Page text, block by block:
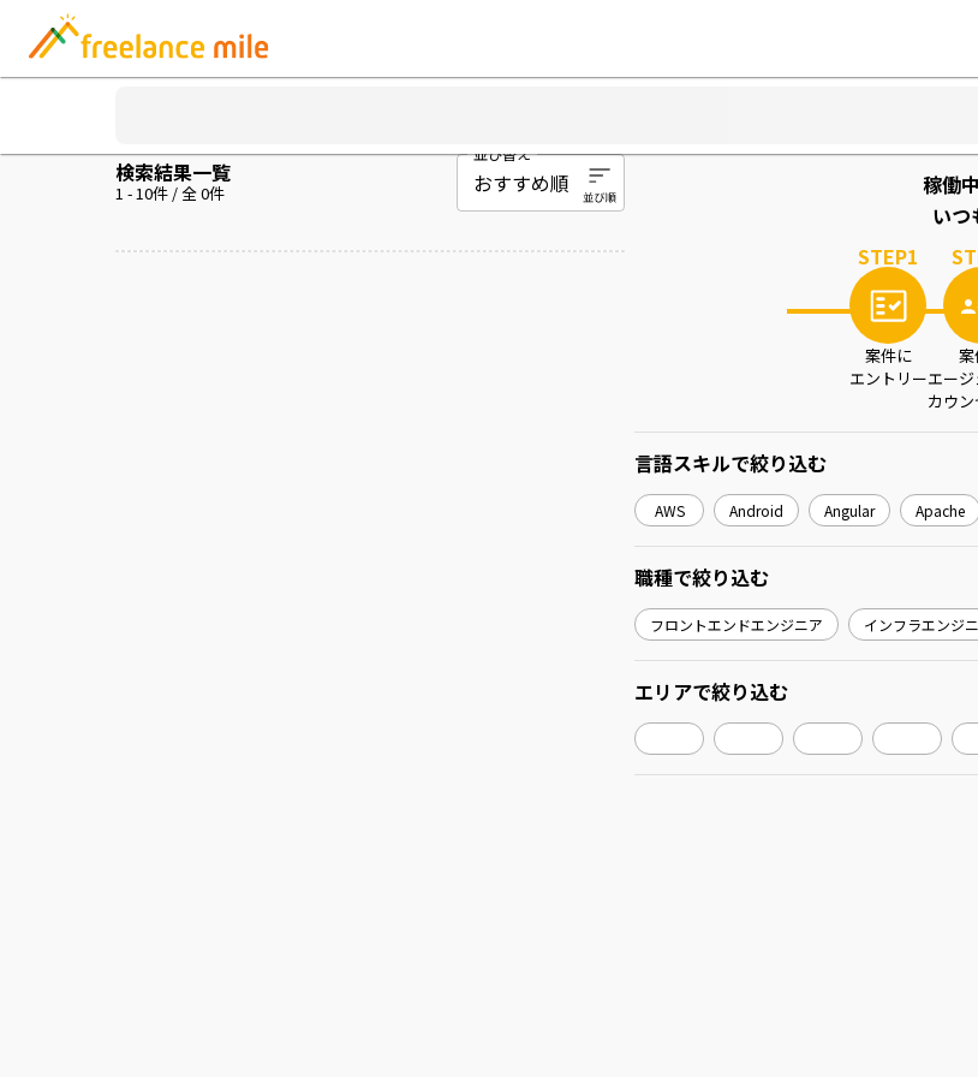
検索結果一覧
1 -10件 / 全0件
並び替え
稼働
いつ
STEP1
案件に
エントリー
案
エー
カウ
言語スキルで絞り込む
AWS Android Angular Apache
職種で絞り込む
フロントエンドエンジニア インフラエンジ
エリアで絞り込む